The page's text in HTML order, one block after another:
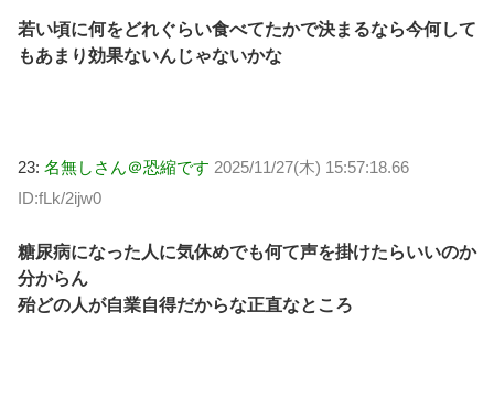
若い頃に何をどれぐらい食べてたかで決まるなら今何して
もあまり効果ないんじゃないかな
23: 名無しさん＠恐縮です 2025/11/27(木) 15:57:18.66
ID:fLk/2ijw0
糖尿病になった人に気休めでも何て声を掛けたらいいのか
分からん
殆どの人が自業自得だからな正直なところ